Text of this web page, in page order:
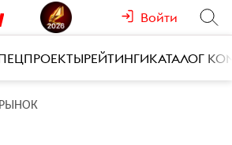
Войти
РЕЙТИНГИКАТАЛОГ